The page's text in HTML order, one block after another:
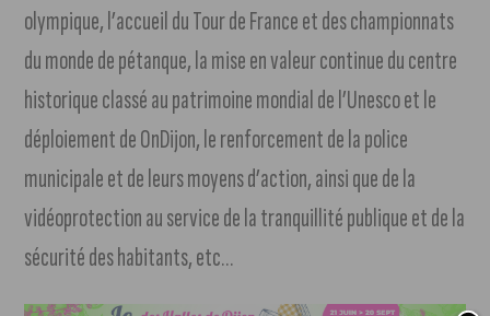
olympique, l’accueil du Tour de France et des championnats
du monde de pétanque, la mise en valeur continue du centre
historique classé au patrimoine mondial de l’Unesco et le
déploiement de OnDijon, le renforcement de la police
municipale et de leurs moyens d’action, ainsi que de la
vidéoprotection au service de la tranquillité publique et de la
sécurité des habitants, etc…